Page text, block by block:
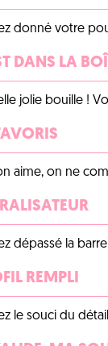
donné votre
DANS LA
jolie bouille !
aime, on ne
dépassé la
REMPLI
le souci du